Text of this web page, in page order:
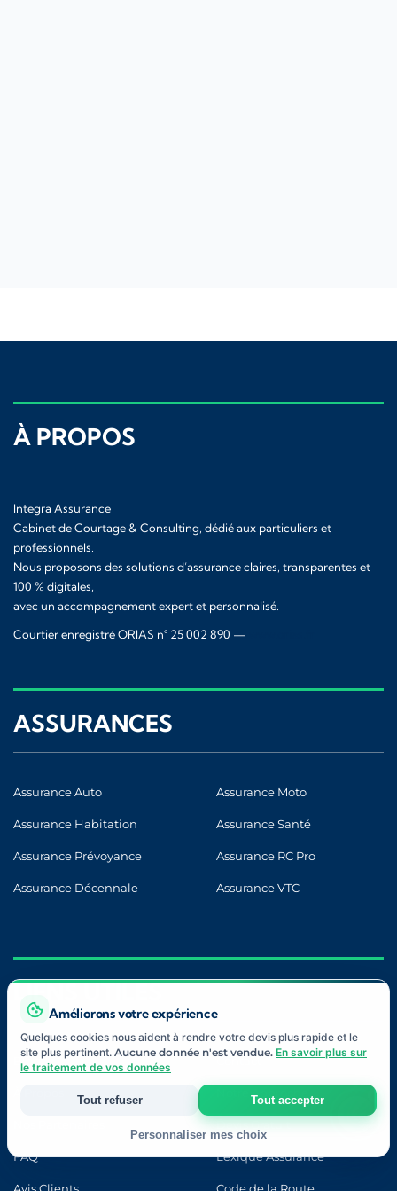
À PROPOS
Integra Assurance
Cabinet de Courtage & Consulting, dédié aux particuliers et
professionnels.
Nous proposons des solutions d’assurance claires, transparentes et
100 % digitales,
avec un accompagnement expert et personnalisé.
Courtier enregistré ORIAS n° 25 002 890 —
ASSURANCES
Assurance Auto Assurance Moto
Assurance Habitation Assurance Santé
Assurance Prévoyance Assurance RC Pro
Assurance Décennale Assurance VTC
LIENS UTILES
Blog Contact
Notre Approche
Devis Gratuit
FAQ Lexique Assurance
Améliorons votre expérience
Quelques cookies nous aident à rendre votre devis plus rapide et le
site plus pertinent. Aucune donnée n'est vendue. En savoir plus sur
le traitement de vos données
Tout refuser Tout accepter
Personnaliser mes choix